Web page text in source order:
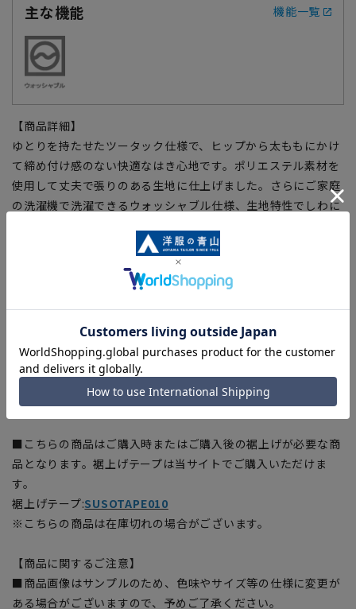
主な機能
機能一覧
【商品詳細】
ゆとりを持たせたツータック仕様で、ヒップから太ももにかけ
て締め付け感のない快適なはき心地です。ポリエステル素材を
使用して丈夫で張りのある生地に仕上げました。さらにご家庭
の洗濯機で洗濯できるウォッシャブル仕様、生地特性でしわに
使いとしても幅広くコーディネートをお楽しみください。
家庭用洗濯機で洗濯ネットに入れて洗っていただけます。
■シワ抑制
シワになりにくい形態安定性、アイロン掛けも簡単。
【シルエット】《ゆったり》 (当社比)
■こちらの商品はご購入時またはご購入後の裾上げが必要な商
品となります。裾上げテープは当サイトでご購入いただけま
す。
裾上げテープ:SUSOTAPE010
※こちらの商品は在庫切れの場合がございます。
【商品に関するご注意】
■商品画像はサンプルのため、色味やサイズ等の仕様に変更が
ある場合がございますので、予めご了承ください。